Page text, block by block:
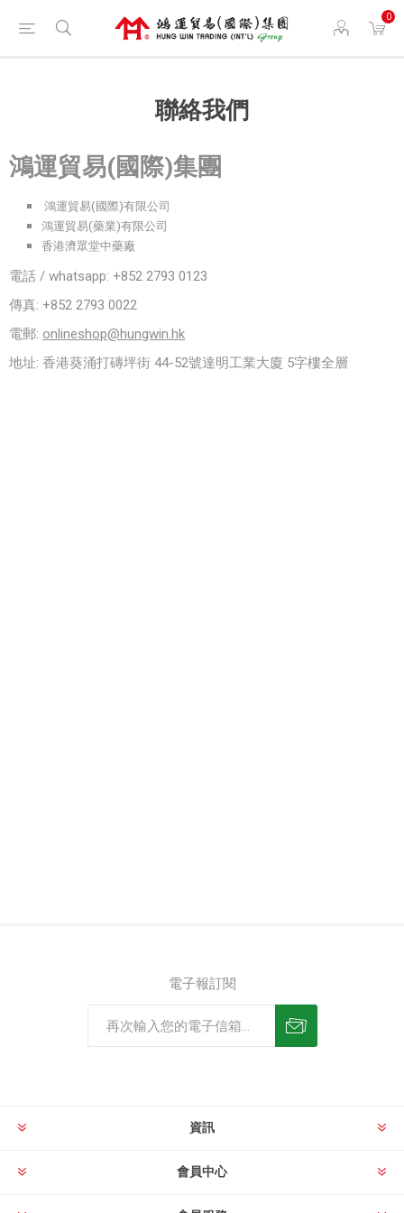
0
聯絡我們
鴻運貿易(國際)集團
鴻運貿易(國際)有限公司
鴻運貿易(藥業)有限公司
香港濟眾堂中藥廠
電話 / whatsapp: +852 2793 0123
傳真: +852 2793 0022
電郵: onlineshop@hungwin.hk
地址: 香港葵涌打磚坪街 44-52號達明工業大廈 5字樓全層
電子報訂閱
資訊
會員中心